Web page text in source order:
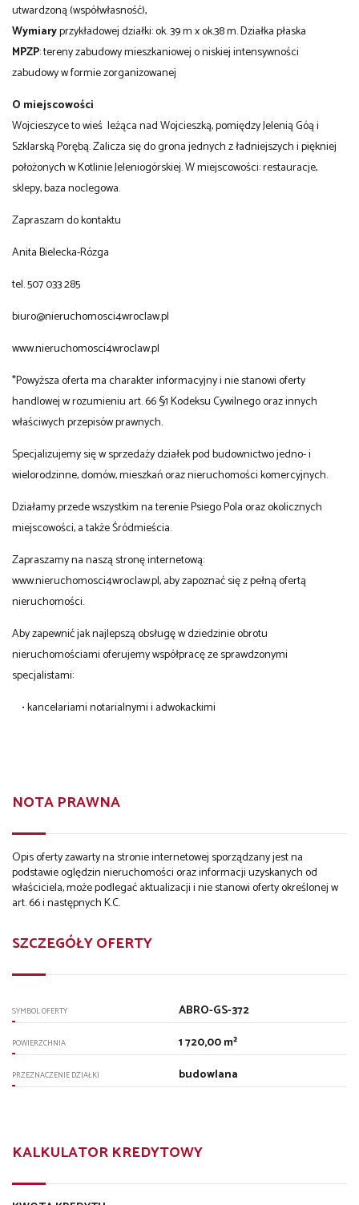
utwardzoną (współwłasność),
Wymiaryprzykładowej działki: ok. 39 m x ok.38 m. Działka płaska
MPZP: tereny zabudowy mieszkaniowej o niskiej intensywności
zabudowy w formie zorganizowanej
O miejscowości
Wojcieszyce to wieś leżąca nad Wojcieszką, pomiędzy Jelenią Góą i
Szklarską Porębą. Zalicza się do grona jednych z ładniejszych i piękniej
położonych w Kotlinie Jeleniogórskiej. W miejscowości: restauracje,
sklepy, baza noclegowa.
Zapraszam do kontaktu
Anita Bielecka-Rózga
tel. 507 033 285
biuro@nieruchomosci4wroclaw.pl
www.nieruchomosci4wroclaw.pl
*Powyższa oferta ma charakter informacyjny i nie stanowi oferty
handlowej w rozumieniu art. 66 §1 Kodeksu Cywilnego oraz innych
właściwych przepisów prawnych.
Specjalizujemy się w sprzedaży działek pod budownictwo jedno- i
wielorodzinne, domów, mieszkań oraz nieruchomości komercyjnych.
Działamy przede wszystkim na terenie Psiego Pola oraz okolicznych
miejscowości, a także Śródmieścia.
Zapraszamy na naszą stronę internetową:
www.nieruchomosci4wroclaw.pl, aby zapoznać się z pełną ofertą
nieruchomości.
Aby zapewnić jak najlepszą obsługę w dziedzinie obrotu
nieruchomościami oferujemy współpracę ze sprawdzonymi
specjalistami:
• kancelariami notarialnymi i adwokackimi
NOTA PRAWNA
Opis oferty zawarty na stronie internetowej sporządzany jest na
podstawie oględzin nieruchomości oraz informacji uzyskanych od
właściciela, może podlegać aktualizacji i nie stanowi oferty określonej w
art. 66 i następnych K.C.
SZCZEGÓŁY OFERTY
SYMBOL OFERTY ABRO-GS-372
POWIERZCHNIA 1 720,00 m²
PRZEZNACZENIE DZIAŁKI budowlana
KALKULATOR KREDYTOWY